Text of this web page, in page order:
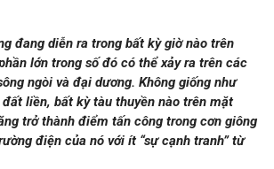
đang diễn ra trong bất kỳ giờ nào trên
lớn trong số đó có thể xảy ra trên các
ngòi và đại dương. Không giống như
liền, bất kỳ tàu thuyền nào trên mặt
trở thành điểm tấn công trong cơn giông
điện của nó với ít “sự cạnh tranh” từ